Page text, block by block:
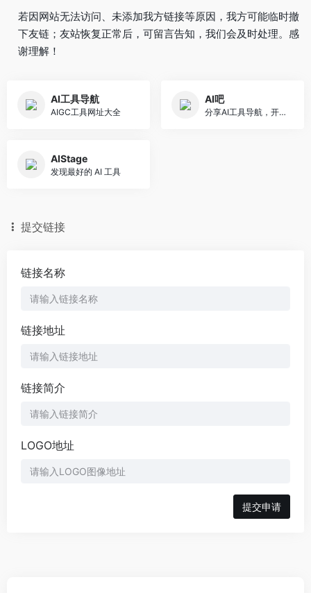
若因网站无法访问、未添加我方链接等原因，我方可能临时撤
下友链；友站恢复正常后，可留言告知，我们会及时处理。感
谢理解！
AI工具导航
AIGC工具网址大全
AI吧
分享AI工具导航，开源软件整合包和使用教程
AIStage
发现最好的 AI 工具
提交链接
链接名称
链接地址
链接简介
LOGO地址
提交申请